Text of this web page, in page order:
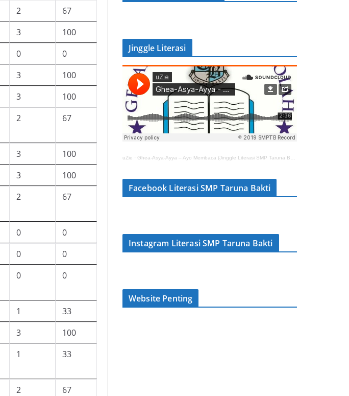
2
67
3
100
0
0
3
100
3
100
2 67
3
100
3
100
2 67
0
0
0
0
0 0
1
33
3
100
1 33
2 67
Jinggle Literasi
uZie · Ghea-Asya-Ayya – Ayo Membaca (Jinggle Literasi SMP Taruna Bakti)
Facebook Literasi SMP Taruna Bakti
Instagram Literasi SMP Taruna Bakti
Website Penting